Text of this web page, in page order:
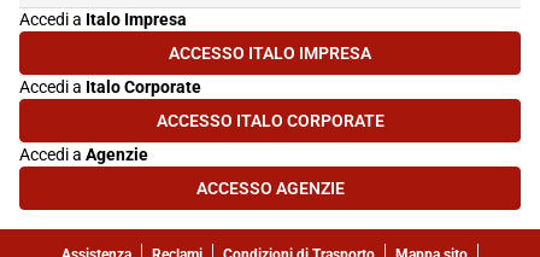
Accedi a Italo Impresa
ACCESSO ITALO IMPRESA(SI APRE IN UNA NUOVA SCHEDA)
Accedi a Italo Corporate
ACCESSO ITALO CORPORATE(SI APRE IN UNA NUOVA SCHEDA)
Accedi a Agenzie
ACCESSO AGENZIE(SI APRE IN UNA NUOVA SCHEDA)